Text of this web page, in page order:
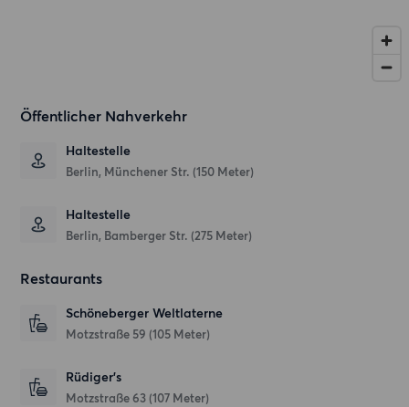
Öffentlicher Nahverkehr
Haltestelle
Berlin, Münchener Str. (150 Meter)
Haltestelle
Berlin, Bamberger Str. (275 Meter)
Restaurants
Schöneberger Weltlaterne
Motzstraße 59 (105 Meter)
Rüdiger's
Motzstraße 63 (107 Meter)